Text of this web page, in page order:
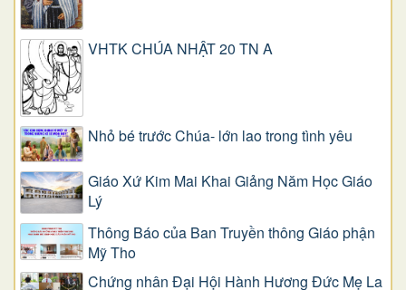
VHTK CHÚA NHẬT 20 TN A
Nhỏ bé trước Chúa- lớn lao trong tình yêu
Giáo Xứ Kim Mai Khai Giảng Năm Học Giáo
Lý
Thông Báo của Ban Truyền thông Giáo phận
Mỹ Tho
Chứng nhân Đại Hội Hành Hương Đức Mẹ La